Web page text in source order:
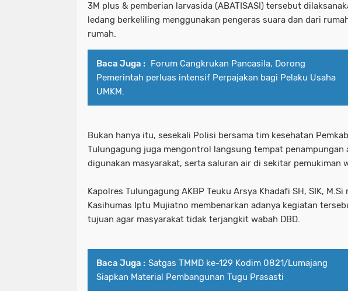
3M plus & pemberian larvasida (ABATISASI) tersebut
ledang berkeliling menggunakan pengeras suara dan dari
rumah.
Baca Juga : Forum Cangkrukan Pancasila, Dorong
Pemerintah perluas intensif Perpajakan bagi Pelaku Usaha
UMKM.
Bukan hanya itu, sesekali Polisi bersama tim kesehatan Pemkab
Tulungagung juga mengontrol langsung tempat penampungan
digunakan masyarakat, serta saluran air di sekitar pemukiman
Kapolres Tulungagung AKBP Teuku Arsya Khadafi SH, SIK, M.Si
Kasihumas Iptu Mujiatno membenarkan adanya kegiatan
tujuan agar masyarakat tidak terjangkit wabah DBD.
Baca Juga : Satgas TMMD ke-129 Kodim 0821/Lumajang
Siapkan Material Pembangunan Tugu Prasasti